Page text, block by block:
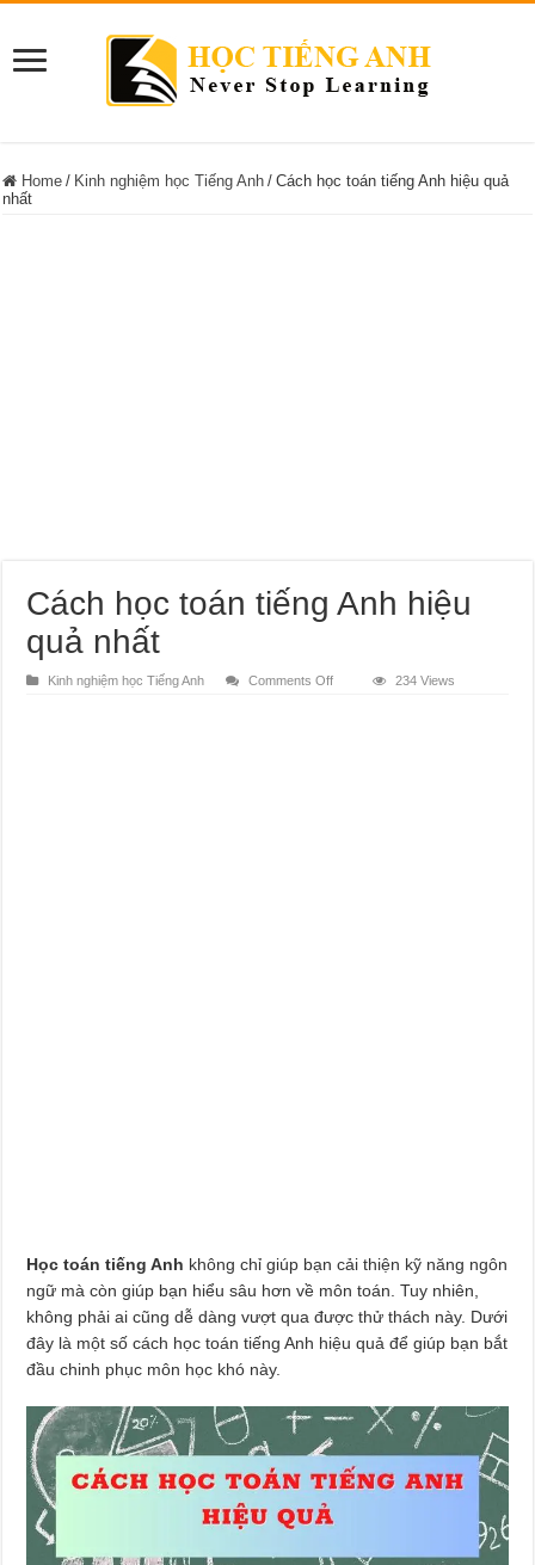
Home / Kinh nghiệm học Tiếng Anh / Cách học toán tiếng Anh hiệu quả
nhất
Cách học toán tiếng Anh hiệu
quả nhất
Kinh nghiệm học Tiếng Anh Comments Offon
234 Views
Học toán tiếng Anh không chỉ giúp bạn cải thiện kỹ năng ngôn
ngữ mà còn giúp bạn hiểu sâu hơn về môn toán. Tuy nhiên,
không phải ai cũng dễ dàng vượt qua được thử thách này. Dưới
đây là một số cách học toán tiếng Anh hiệu quả để giúp bạn bắt
đầu chinh phục môn học khó này.